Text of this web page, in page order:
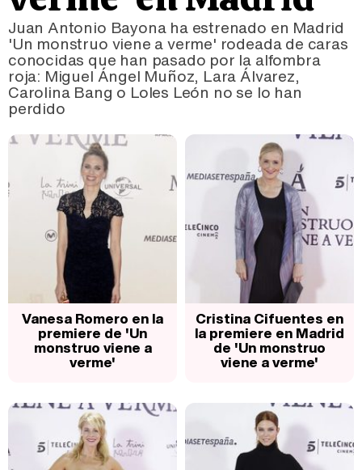
Juan Antonio Bayona ha estrenado en Madrid
'Un monstruo viene a verme' rodeada de caras
conocidas que han pasado por la alfombra
roja: Miguel Ángel Muñoz, Lara Álvarez,
Carolina Bang o Loles León no se lo han
perdido
Vanesa Romero en la
premiere de 'Un
monstruo viene a
verme'
Cristina Cifuentes en
la premiere en Madrid
de 'Un monstruo
viene a verme'